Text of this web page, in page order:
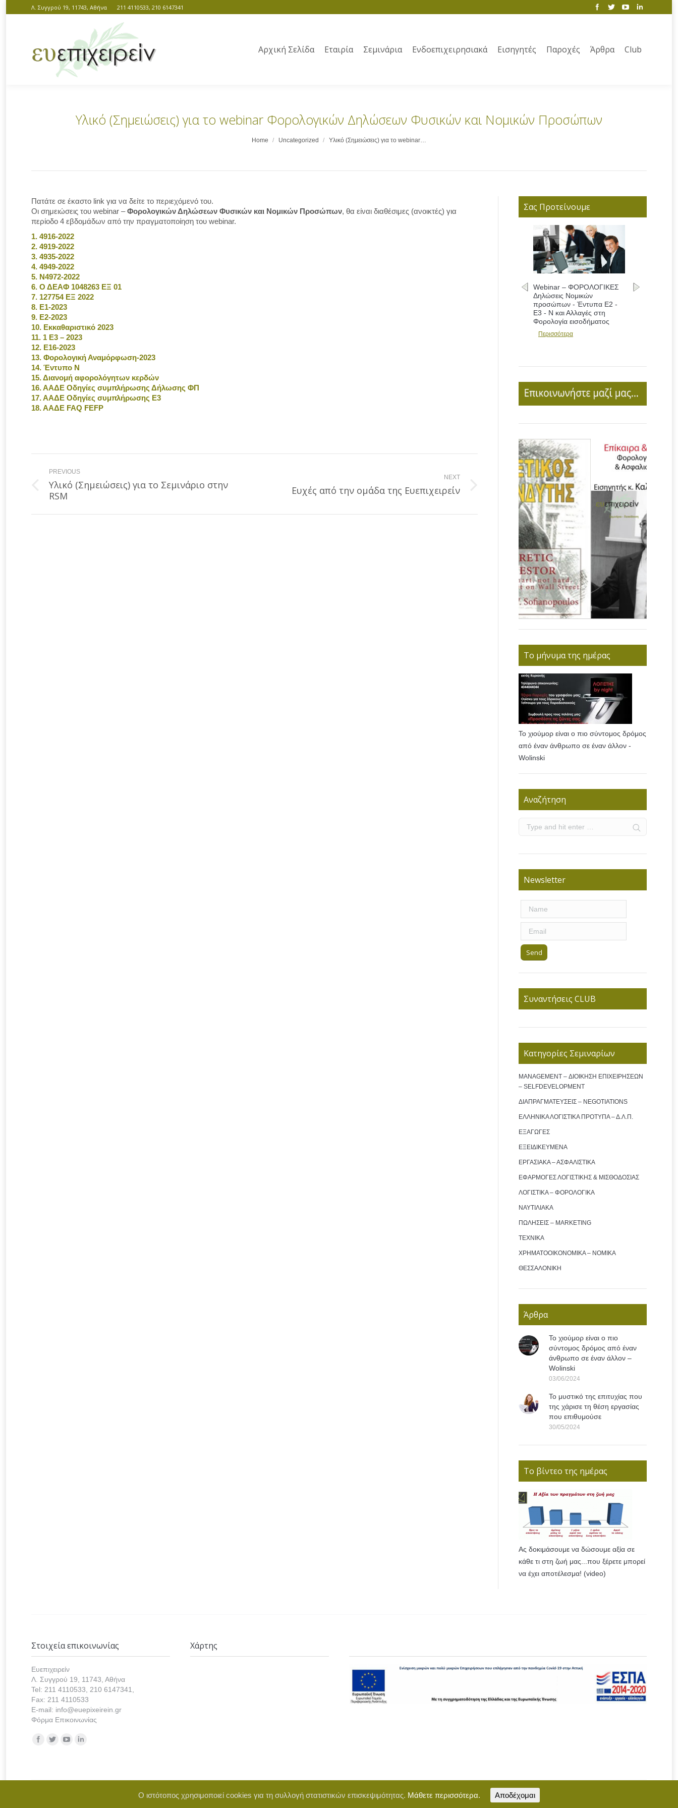
Λ. Συγγρού 19, 11743, Αθήνα 211 4110533, 210 6147341
Αρχική Σελίδα Εταιρία Σεμινάρια Ενδοεπιχειρησιακά Εισηγητές Παροχές Άρθρα Club
Υλικό (Σημειώσεις) για το webinar Φορολογικών Δηλώσεων Φυσικών και Νομικών Προσώπων
Home Uncategorized Υλικό (Σημειώσεις) για το webinar…
Πατάτε σε έκαστο link για να δείτε το περιεχόμενό του.
Οι σημειώσεις του webinar –Φορολογικών Δηλώσεων Φυσικών και Νομικών Προσώπων, θα είναι διαθέσιμες (ανοικτές) για
περίοδο 4 εβδομάδων από την πραγματοποίηση του webinar.
1. 4916-2022
2. 4919-2022
3. 4935-2022
4. 4949-2022
5. Ν4972-2022
6. Ο ΔΕΑΦ 1048263 ΕΞ 01
7. 127754 ΕΞ 2022
8. Ε1-2023
9. Ε2-2023
10. Εκκαθαριστικό 2023
11. 1 Ε3 – 2023
12. Ε16-2023
13. Φορολογική Αναμόρφωση-2023
14. Έντυπο Ν
15. Διανομή αφορολόγητων κερδών
16. ΑΑΔΕ Οδηγίες συμπλήρωσης Δήλωσης ΦΠ
17. ΑΑΔΕ Οδηγίες συμπλήρωσης Ε3
18. ΑΑΔΕ FAQ FEFP
Post
navigation
PREVIOUS
Previous
post:
Υλικό (Σημειώσεις) για το Σεμινάριο στην
RSM
NEXT
Ευχές από την ομάδα της Ευεπιχειρείν
Σας Προτείνουμε
Webinar – ΦΟΡΟΛΟΓΙΚΕΣ
Δηλώσεις Νομικών
προσώπων - Έντυπα Ε2 -
Ε3 - Ν και Αλλαγές στη
Φορολογία εισοδήματος
Περισσότερα
Το μήνυμα της ημέρας
Το χιούμορ είναι ο πιο σύντομος δρόμος
από έναν άνθρωπο σε έναν άλλον -
Wolinski
Αναζήτηση
Newsletter
Συναντήσεις CLUB
Κατηγορίες Σεμιναρίων
MANAGEMENT – ΔΙΟΙΚΗΣΗ ΕΠΙΧΕΙΡΗΣΕΩΝ
– SELFDEVELOPMENT
ΔΙΑΠΡΑΓΜΑΤΕΥΣΕΙΣ – NEGOTIATIONS
ΕΛΛΗΝΙΚΑ ΛΟΓΙΣΤΙΚΑ ΠΡΟΤΥΠΑ – Δ.Λ.Π.
ΕΞΑΓΩΓΕΣ
ΕΞΕΙΔΙΚΕΥΜΕΝΑ
ΕΡΓΑΣΙΑΚΑ – ΑΣΦΑΛΙΣΤΙΚΑ
ΕΦΑΡΜΟΓΕΣ ΛΟΓΙΣΤΙΚΗΣ & ΜΙΣΘΟΔΟΣΙΑΣ
ΛΟΓΙΣΤΙΚΑ – ΦΟΡΟΛΟΓΙΚΑ
ΝΑΥΤΙΛΙΑΚΑ
ΠΩΛΗΣΕΙΣ – MARKETING
ΤΕΧΝΙΚΑ
ΧΡΗΜΑΤΟΟΙΚΟΝΟΜΙΚΑ – ΝΟΜΙΚΑ
ΘΕΣΣΑΛΟΝΙΚΗ
Άρθρα
Το χιούμορ είναι ο πιο
σύντομος δρόμος από έναν
άνθρωπο σε έναν άλλον –
Wolinski
03/06/2024
Το μυστικό της επιτυχίας που
της χάρισε τη θέση εργασίας
που επιθυμούσε
30/05/2024
Το βίντεο της ημέρας
Ας δοκιμάσουμε να δώσουμε αξία σε
κάθε τι στη ζωή μας...που ξέρετε μπορεί
να έχει αποτέλεσμα! (video)
Στοιχεία επικοινωνίας
Ευεπιχειρείν
Λ. Συγγρού 19, 11743, Αθήνα
Tel: 211 4110533, 210 6147341,
Fax: 211 4110533
E-mail: info@euepixeirein.gr
Φόρμα Επικοινωνίας
Find us on:
Χάρτης
Copyright © 2021 euepixeirein.gr | Developed by BigWebTheory
Ο ιστότοπος χρησιμοποιεί cookies για τη συλλογή στατιστικών επισκεψιμότητας. Μάθετε περισσότερα. Αποδέχομαι